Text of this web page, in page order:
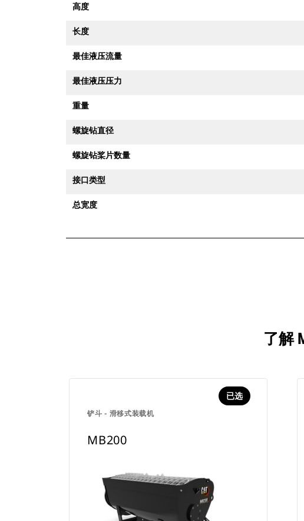
高度
长度
最佳液压流量
最佳液压压力
重量
螺旋钻直径
螺旋钻桨片数量
接口类型
总宽度
了解
铲斗 - 滑移式装载机
已选
MB200